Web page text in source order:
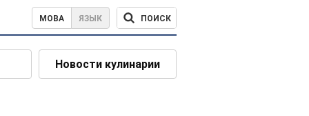
МОВА ЯЗЫК ПОИСК
Новости кулинарии